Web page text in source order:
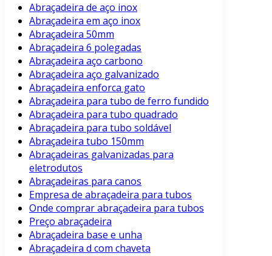
Abraçadeira de aço inox
Abraçadeira em aço inox
Abraçadeira 50mm
Abraçadeira 6 polegadas
Abraçadeira aço carbono
Abraçadeira aço galvanizado
Abraçadeira enforca gato
Abraçadeira para tubo de ferro fundido
Abraçadeira para tubo quadrado
Abraçadeira para tubo soldável
Abraçadeira tubo 150mm
Abraçadeiras galvanizadas para
eletrodutos
Abraçadeiras para canos
Empresa de abraçadeira para tubos
Onde comprar abraçadeira para tubos
Preço abraçadeira
Abraçadeira base e unha
Abraçadeira d com chaveta